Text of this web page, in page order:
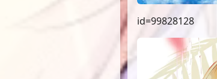
id=99828128